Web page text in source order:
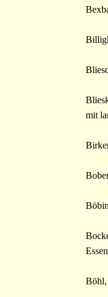
mit
Böhl,